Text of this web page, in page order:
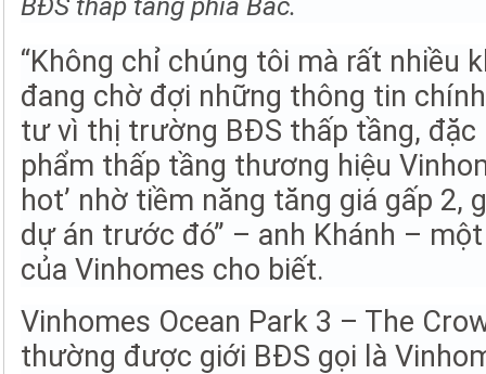
“Không chỉ chúng tôi mà rất nhiều
đang chờ đợi những thông tin
tư vì thị trường BĐS thấp tầng, đặc
phẩm thấp tầng thương hiệu
hot’ nhờ tiềm năng tăng giá gấp 2,
dự án trước đó” – anh Khánh –
của Vinhomes cho biết.
Vinhomes Ocean Park 3 – The
thường được giới BĐS gọi là